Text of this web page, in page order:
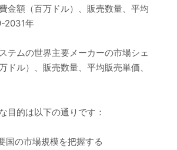
金額（百万ドル）、販売数量、平均
2031年
テムの世界主要メーカーの市場シェ
ドル）、販売数量、平均販売単価、
目的は以下の通りです：
国の市場規模を把握する